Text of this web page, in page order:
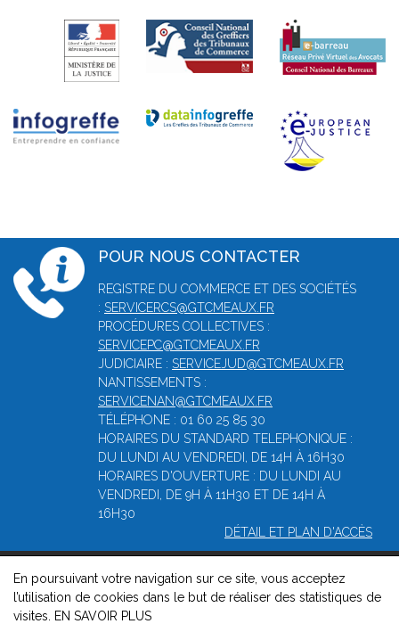
POUR NOUS CONTACTER
REGISTRE DU COMMERCE ET DES SOCIÉTÉS
: SERVICERCS@GTCMEAUX.FR
PROCÉDURES COLLECTIVES :
SERVICEPC@GTCMEAUX.FR
JUDICIAIRE : SERVICEJUD@GTCMEAUX.FR
NANTISSEMENTS :
SERVICENAN@GTCMEAUX.FR
TÉLÉPHONE : 01 60 25 85 30
HORAIRES DU STANDARD TELEPHONIQUE :
DU LUNDI AU VENDREDI, DE 14H À 16H30
HORAIRES D'OUVERTURE : DU LUNDI AU
VENDREDI, DE 9H À 11H30 ET DE 14H À
16H30
DÉTAIL ET PLAN D'ACCÈS
© 2026, Greffe du tribunal de commerce de Meaux -Mentions
légales-Contact -Gestion des cookies -Politique de
confidentialité et de cookies
En poursuivant votre navigation sur ce site, vous acceptez
l’utilisation de cookies dans le but de réaliser des statistiques de
visites.
EN SAVOIR PLUS